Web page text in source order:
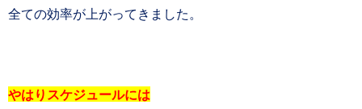
全ての効率が上がってきました。
やはりスケジュールには